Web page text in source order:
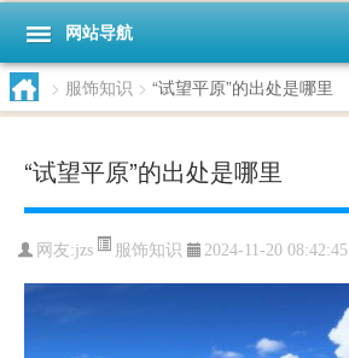
网站导航
> 服饰知识 > “试望平原”的出处是哪里
“试望平原”的出处是哪里
网友:jzs 服饰知识 2024-11-20 08:42:45